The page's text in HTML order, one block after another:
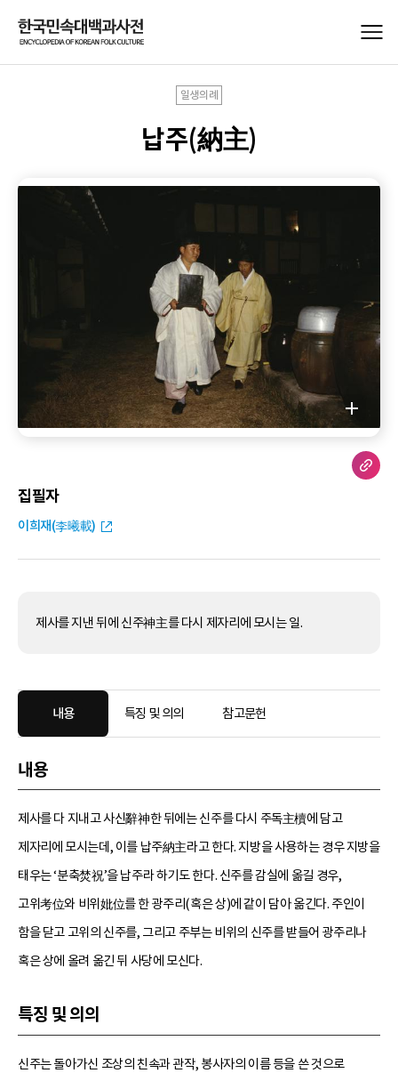
일생의례
납주(納主)
집필자
이희재(李曦載)
제사를 지낸 뒤에 신주神主를 다시 제자리에 모시는 일.
내용 특징 및 의의 참고문헌
내용
제사를 다 지내고 사신辭神한 뒤에는 신주를 다시 주독主櫝에 담고
제자리에 모시는데, 이를 납주納主라고 한다. 지방을 사용하는 경우 지방을
태우는 ‘분축焚祝’을 납주라 하기도 한다. 신주를 감실에 옮길 경우,
고위考位와 비위妣位를 한 광주리(혹은 상)에 같이 담아 옮긴다. 주인이
함을 닫고 고위의 신주를, 그리고 주부는 비위의 신주를 받들어 광주리나
혹은 상에 올려 옮긴 뒤 사당에 모신다.
특징 및 의의
신주는 돌아가신 조상의 친속과 관작, 봉사자의 이름 등을 쓴 것으로